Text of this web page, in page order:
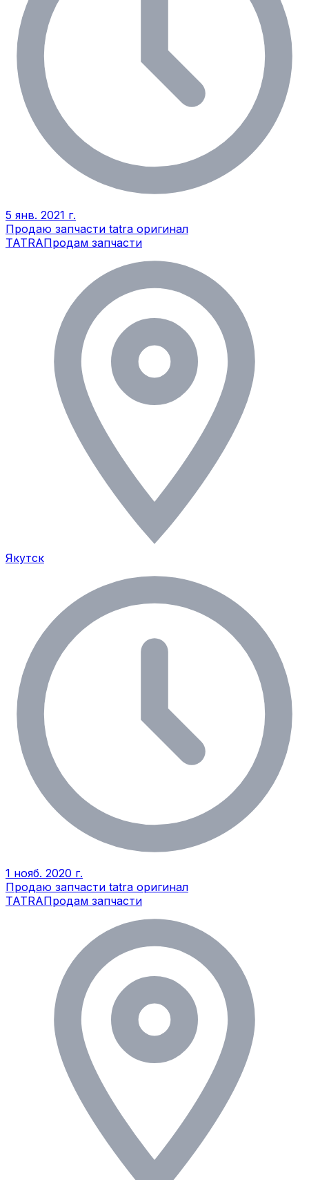
5 янв. 2021 г.
Продаю запчасти tatra оригинал
TATRAПродам запчасти
Якутск
1 нояб. 2020 г.
Продаю запчасти tatra оригинал
TATRAПродам запчасти